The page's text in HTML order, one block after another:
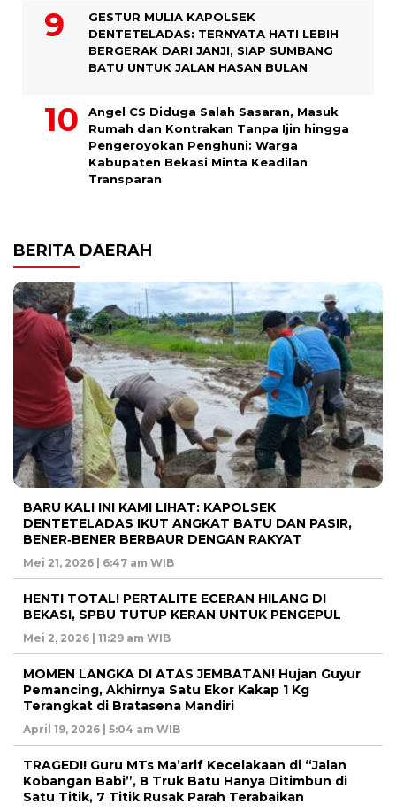
GESTUR MULIA KAPOLSEK
DENTETELADAS: TERNYATA HATI LEBIH
BERGERAK DARI JANJI, SIAP SUMBANG
BATU UNTUK JALAN HASAN BULAN
Angel CS Diduga Salah Sasaran, Masuk
Rumah dan Kontrakan Tanpa Ijin hingga
Pengeroyokan Penghuni: Warga
Kabupaten Bekasi Minta Keadilan
Transparan
BERITA DAERAH
BARU KALI INI KAMI LIHAT: KAPOLSEK
DENTETELADAS IKUT ANGKAT BATU DAN PASIR,
BENER‑BENER BERBAUR DENGAN RAKYAT
Mei 21, 2026 | 6:47 am WIB
HENTI TOTAL! PERTALITE ECERAN HILANG DI
BEKASI, SPBU TUTUP KERAN UNTUK PENGEPUL
Mei 2, 2026 | 11:29 am WIB
MOMEN LANGKA DI ATAS JEMBATAN! Hujan Guyur
Pemancing, Akhirnya Satu Ekor Kakap 1 Kg
Terangkat di Bratasena Mandiri
April 19, 2026 | 5:04 am WIB
TRAGEDI! Guru MTs Ma’arif Kecelakaan di “Jalan
Kobangan Babi”, 8 Truk Batu Hanya Ditimbun di
Satu Titik, 7 Titik Rusak Parah Terabaikan